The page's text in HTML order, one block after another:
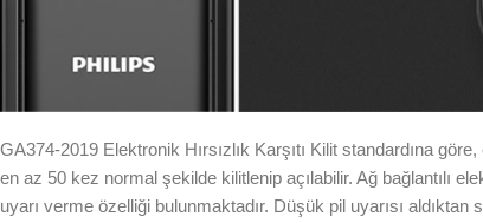
GA374-2019 Elektronik Hırsızlık Karşıtı Kilit standardına
en az 50 kez normal şekilde kilitlenip açılabilir. Ağ bağlantılı
uyarı verme özelliği bulunmaktadır. Düşük pil uyarısı